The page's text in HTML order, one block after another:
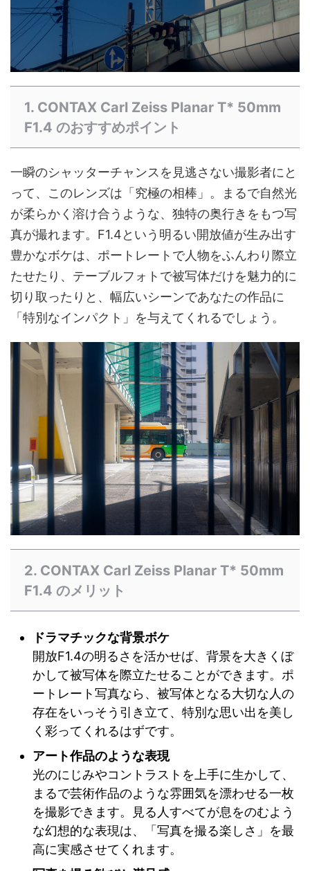
1. CONTAX Carl Zeiss Planar T* 50mm
F1.4 のおすすめポイント
一瞬のシャッターチャンスを見逃さない撮影者にと
って、このレンズは「究極の相棒」。まるで自然光
が柔らかく溶け合うような、独特の奥行きをもつ写
真が撮れます。F1.4という明るい開放値が生み出す
豊かなボケは、ポートレートで人物をふんわり際立
たせたり、テーブルフォトで被写体だけを魅力的に
切り取ったりと、幅広いシーンであなたの作品に
「特別なインパクト」を与えてくれるでしょう。
2. CONTAX Carl Zeiss Planar T* 50mm
F1.4 のメリット
ドラマチックな背景ボケ
開放F1.4の明るさを活かせば、背景を大きくぼ
かして被写体を際立たせることができます。ポ
ートレート写真なら、被写体となる大切な人の
存在をいっそう引き立て、特別な思い出を美し
く彩ってくれるはずです。
アート作品のような表現
光のにじみやコントラストを上手に生かして、
まるで芸術作品のような雰囲気を漂わせる一枚
を撮影できます。見る人すべてが息をのむよう
な幻想的な表現は、「写真を撮る楽しさ」を最
高に実感させてくれます。